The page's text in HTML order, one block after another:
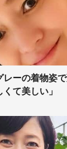
ーの着物姿
て美しい」